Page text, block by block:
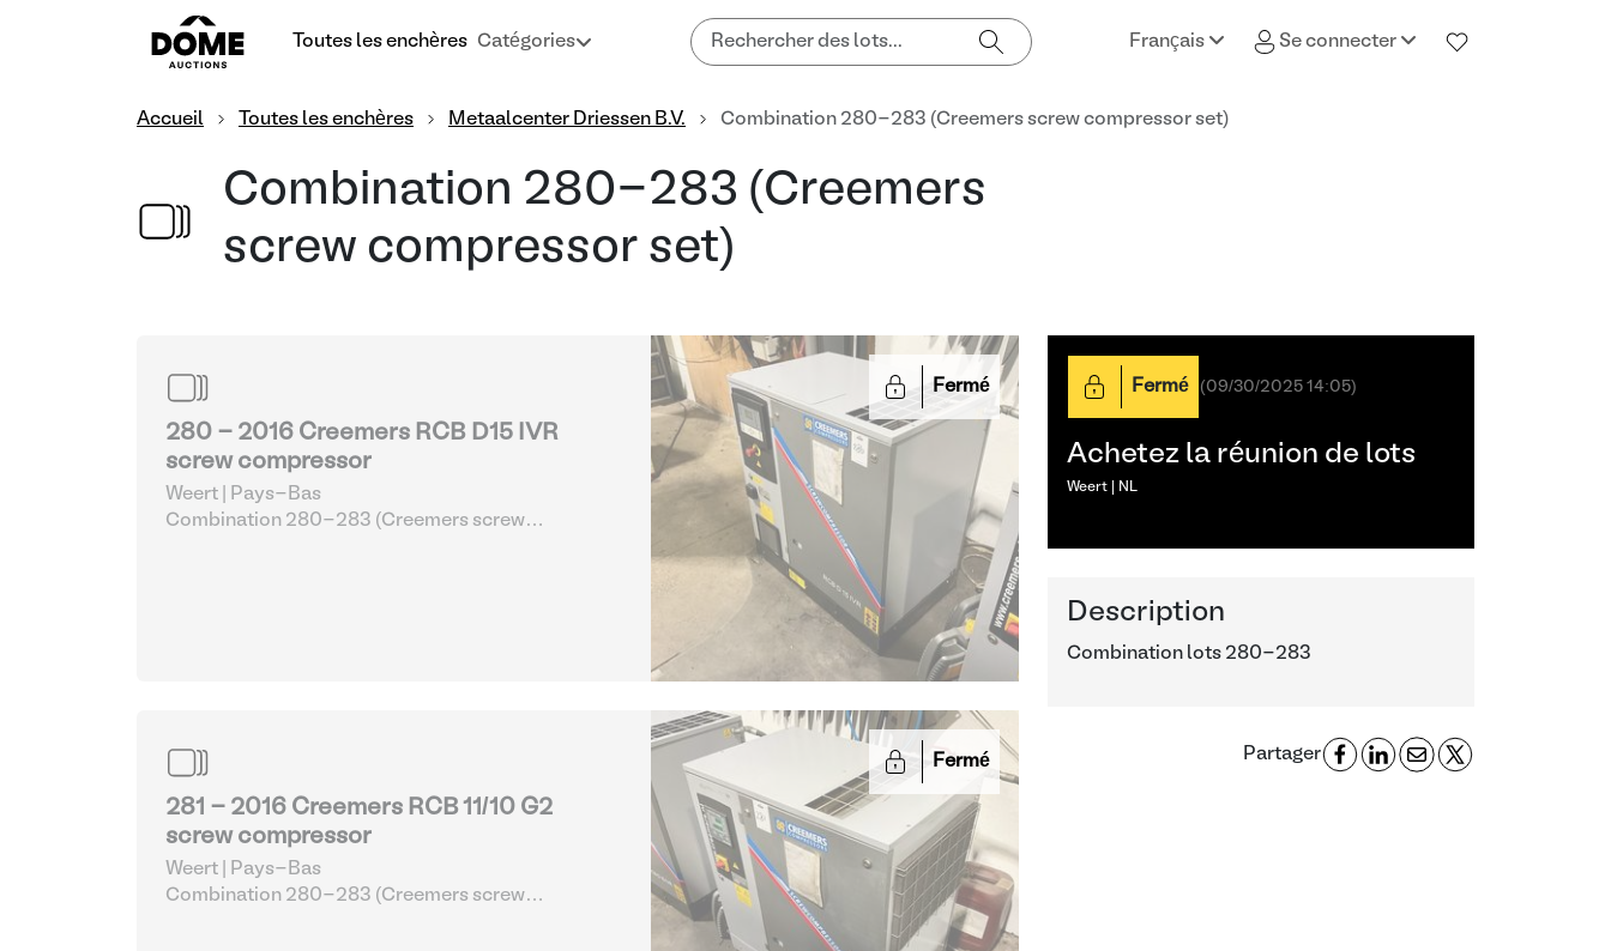
Toutes les enchères Catégories Français Se connecter
Accueil Toutes les enchères Metaalcenter Driessen B.V. Combination 280-283 (Creemers screw compressor set)
Combination 280-283 (Creemers
screw compressor set)
Fermé
280 - 2016 Creemers RCB D15 IVR
screw compressor
Weert | Pays-Bas
Combination 280-283 (Creemers screw
Fermé
281 - 2016 Creemers RCB 11/10 G2
screw compressor
Weert | Pays-Bas
Combination 280-283 (Creemers screw
Fermé (09/30/2025 14:05)
Achetez la réunion de lots
Weert | NL
Description
Combination lots 280-283
Partager